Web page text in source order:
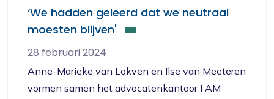
‘We hadden geleerd dat we neutraal
moesten blijven'
28 februari 2024
Anne-Marieke van Lokven en Ilse van Meeteren
vormen samen het advocatenkantoor I AM